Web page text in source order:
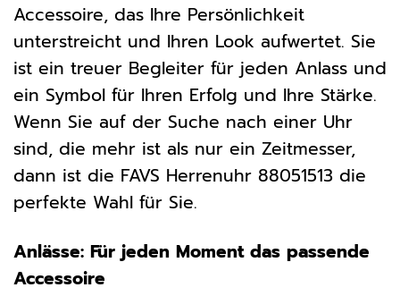
Accessoire, das Ihre Persönlichkeit
unterstreicht und Ihren Look aufwertet. Sie
ist ein treuer Begleiter für jeden Anlass und
ein Symbol für Ihren Erfolg und Ihre Stärke.
Wenn Sie auf der Suche nach einer Uhr
sind, die mehr ist als nur ein Zeitmesser,
dann ist die FAVS Herrenuhr 88051513 die
perfekte Wahl für Sie.
Anlässe: Für jeden Moment das passende
Accessoire